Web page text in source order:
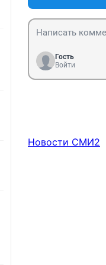
Гость
Войти
Новости СМИ2